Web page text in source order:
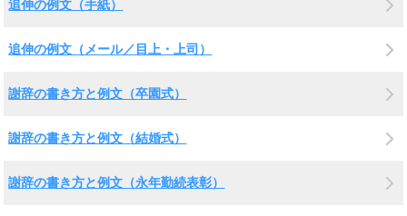
追伸の例文（手紙）
追伸の例文（メール／目上・上司）
謝辞の書き方と例文（卒園式）
謝辞の書き方と例文（結婚式）
謝辞の書き方と例文（永年勤続表彰）